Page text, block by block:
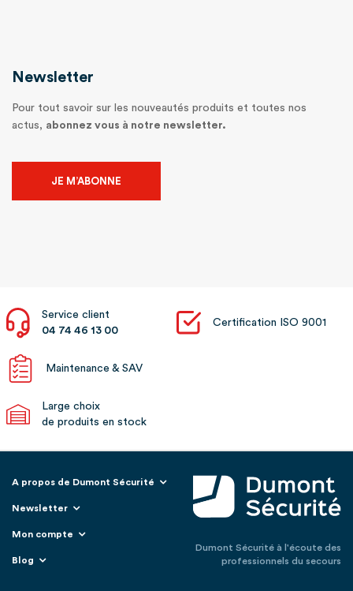
Newsletter
Pour tout savoir sur les nouveautés produits et toutes nos
actus, abonnez vous à notre newsletter.
JE M’ABONNE
Service client
04 74 46 13 00
Certification ISO 9001
Maintenance & SAV
Large choix
de produits en stock
A propos de Dumont Sécurité
Newsletter
Mon compte
Blog
Dumont Sécurité à l'écoute des
professionnels du secours